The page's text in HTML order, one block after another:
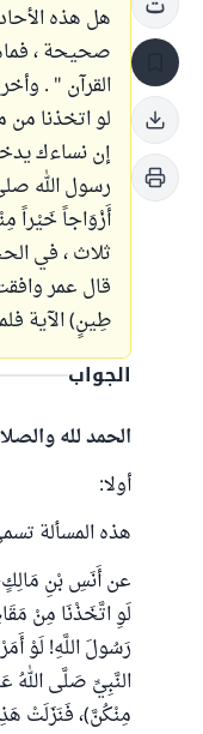
هل هذه
صحيحة ،
القرآن " .
لو اتخذنا
إن نساءك
رسول الله
أَزْوَاجاً
ثلاث ، في
قال عمر
طِينٍ) الآية
الجواب
الحمد لله
أولا:
هذه المسألة
عن أَنَسِ بْنِ
لَوِ اتَّخَذْنَا مِنْ
رَسُولَ اللَّهِ! لَوْ
النَّبِيِّ صَلَّى اللهُ
مِنْكُنَّ)، فَنَزَلَتْ هَذِهِ